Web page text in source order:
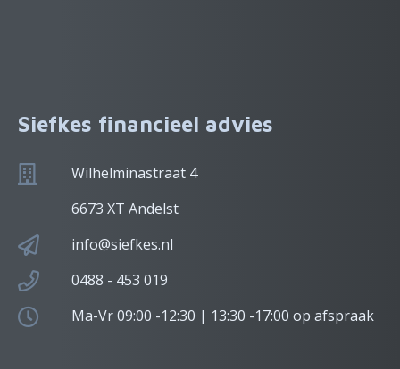
Siefkes financieel advies
Wilhelminastraat 4
6673 XT Andelst
info@siefkes.nl
0488 - 453 019
Ma-Vr 09:00 -12:30 | 13:30 -17:00 op afspraak